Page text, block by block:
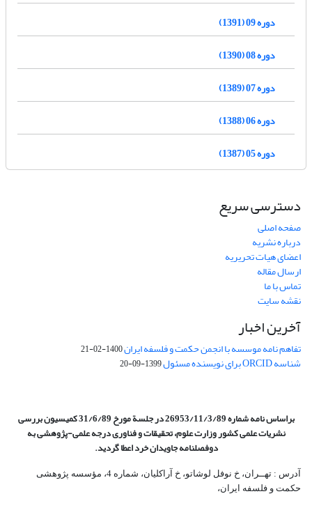
دوره 09 (1391)
دوره 08 (1390)
دوره 07 (1389)
دوره 06 (1388)
دوره 05 (1387)
دسترسی سریع
صفحه اصلی
درباره نشریه
اعضای هیات تحریریه
ارسال مقاله
تماس با ما
نقشه سایت
آخرین اخبار
تفاهم نامه موسسه با انجمن حکمت و فلسفه ایران1400-02-21
شناسه ORCID برای نویسنده مسئول 1399-09-20
براساس نامه شماره 26953/11/3/89 در جلسة مورخ 31/6/89 کمیسیون
بررسی
نشریات علمی کشور وزارت علوم، تحقیقات و فناوری درجه علمی‌-پژوهشیبه
دوفصلنامه جاویدان خرد اعطا گردید.
آدرس : تهــران، خ نوفل لوشاتو، خ آراکلیان، شماره 4،‌ مؤسسه پژوهشی
حکمت و فلسفه ایران،‌